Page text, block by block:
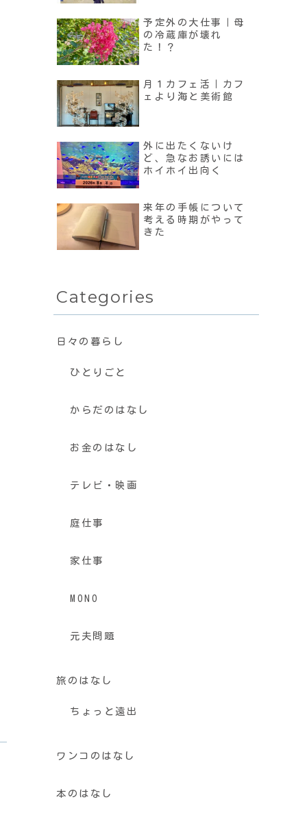
予定外の大仕事｜母
の冷蔵庫が壊れ
た！？
月１カフェ活｜カフ
ェより海と美術館
外に出たくないけ
ど、急なお誘いには
ホイホイ出向く
来年の手帳について
考える時期がやって
きた
Categories
日々の暮らし
ひとりごと
からだのはなし
お金のはなし
テレビ・映画
庭仕事
家仕事
MONO
元夫問題
旅のはなし
ちょっと遠出
ワンコのはなし
本のはなし